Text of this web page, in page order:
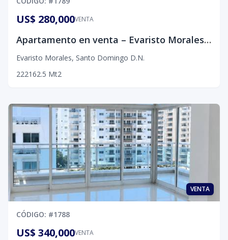
VENTA
US$ 280,000
Apartamento en venta – Evaristo Morales, D.N.
Evaristo Morales, Santo Domingo D.N.
222162.5 Mt2
VENTA
CÓDIGO: #1788
VENTA
US$ 340,000